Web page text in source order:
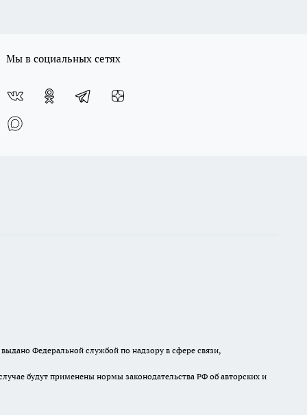
Мы в социальных сетях
Федеральной службой по надзору в сфере связи,
будут применены нормы законодательства РФ об авторских и